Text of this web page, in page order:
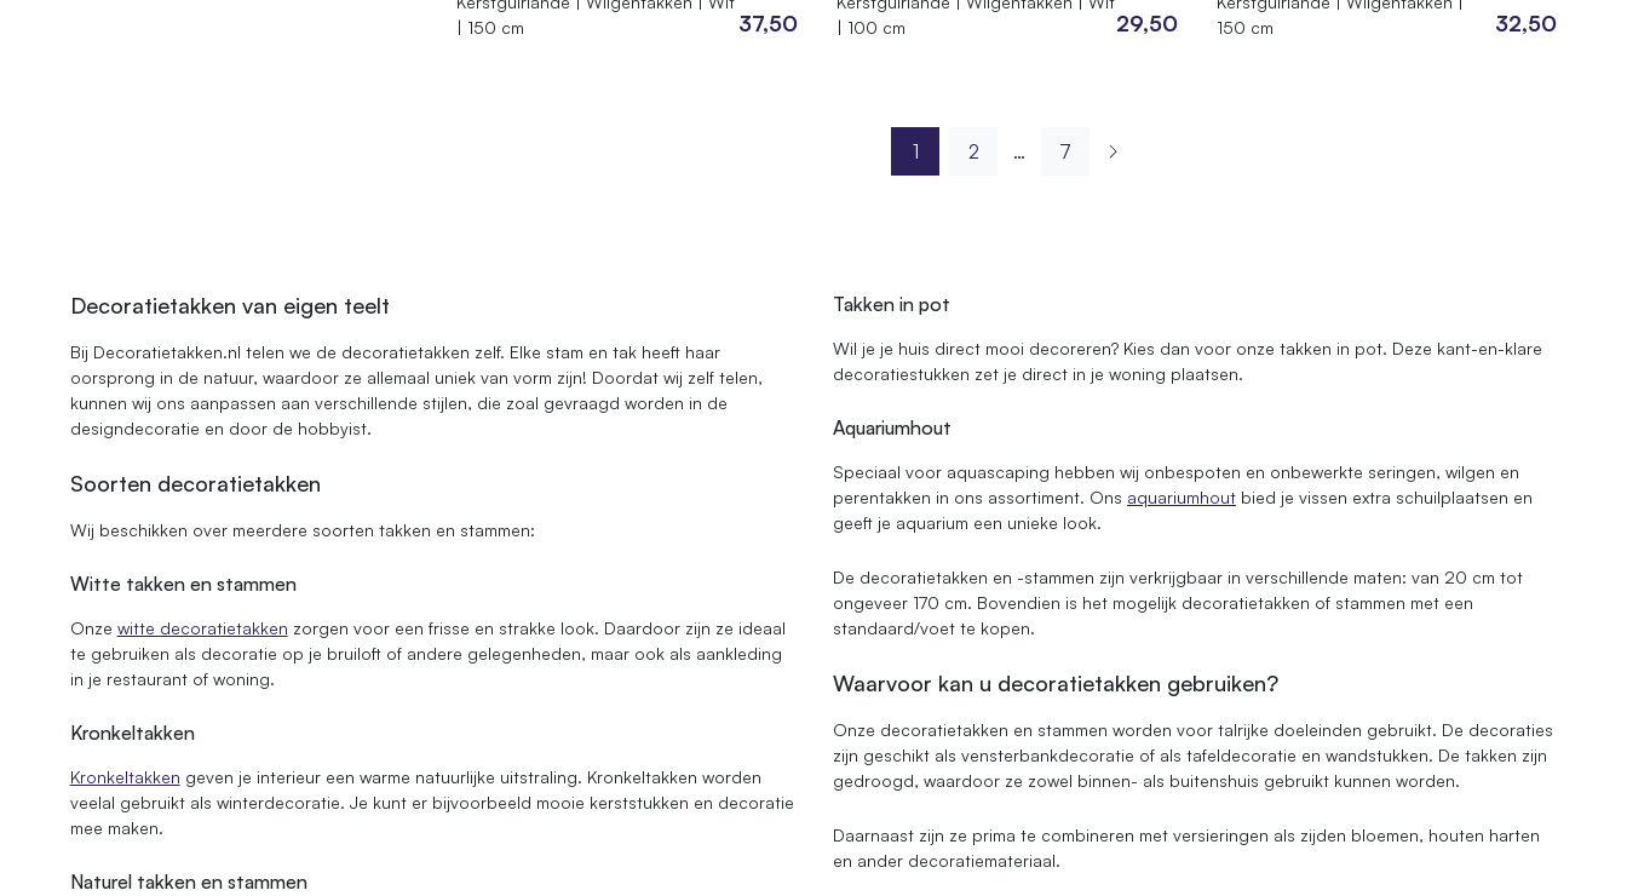
| 150 cm
37,50
| 100 cm
29,50
150 cm
32,50
1 2 … 7
Decoratietakken van eigen teelt
Bij Decoratietakken.nl telen we de decoratietakken zelf. Elke stam en tak heeft haar
oorsprong in de natuur, waardoor ze allemaal uniek van vorm zijn! Doordat wij zelf telen,
kunnen wij ons aanpassen aan verschillende stijlen, die zoal gevraagd worden in de
designdecoratie en door de hobbyist.
Soorten decoratietakken
Wij beschikken over meerdere soorten takken en stammen:
Witte takken en stammen
Onze witte decoratietakken zorgen voor een frisse en strakke look. Daardoor zijn ze ideaal
te gebruiken als decoratie op je bruiloft of andere gelegenheden, maar ook als aankleding
in je restaurant of woning.
Kronkeltakken
Kronkeltakken geven je interieur een warme natuurlijke uitstraling. Kronkeltakken worden
veelal gebruikt als winterdecoratie. Je kunt er bijvoorbeeld mooie kerststukken en decoratie
mee maken.
Naturel takken en stammen
Takken in pot
Wil je je huis direct mooi decoreren? Kies dan voor onze takken in pot. Deze kant-en-klare
decoratiestukken zet je direct in je woning plaatsen.
Aquariumhout
Speciaal voor aquascaping hebben wij onbespoten en onbewerkte seringen, wilgen en
perentakken in ons assortiment. Ons aquariumhoutbied je vissen extra schuilplaatsen en
geeft je aquarium een unieke look.
De decoratietakken en -stammen zijn verkrijgbaar in verschillende maten: van 20 cm tot
ongeveer 170 cm. Bovendien is het mogelijk decoratietakken of stammen met een
standaard/voet te kopen.
Waarvoor kan u decoratietakken gebruiken?
Onze decoratietakken en stammen worden voor talrijke doeleinden gebruikt. De decoraties
zijn geschikt als vensterbankdecoratie of als tafeldecoratie en wandstukken. De takken zijn
gedroogd, waardoor ze zowel binnen- als buitenshuis gebruikt kunnen worden.
Daarnaast zijn ze prima te combineren met versieringen als zijden bloemen, houten harten
en ander decoratiemateriaal.